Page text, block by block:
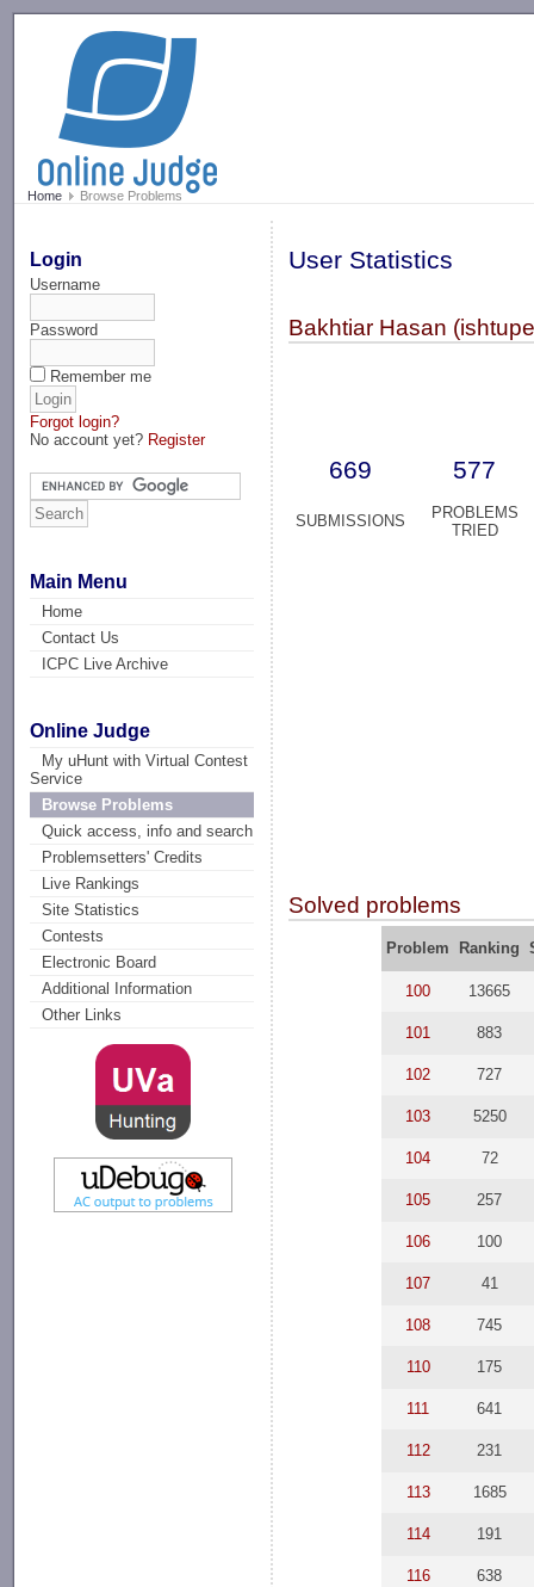
Home Browse Problems
Login
Username
Password
Remember me
Forgot login?
No account yet? Register
Main Menu
Home
Contact Us
ICPC Live Archive
Online Judge
My uHunt with Virtual Contest
Service
Browse Problems
Quick access, info and search
Problemsetters' Credits
Live Rankings
Site Statistics
Contests
Electronic Board
Additional Information
Other Links
User Statistics
Bakhtiar Hasan
669 577
SUBMISSIONS
PROBLEMS
TRIED
Solved problems
Problem Ranking
100 13665
101 883
102 727
103 5250
104 72
105 257
106 100
107 41
108 745
110 175
111 641
112 231
113 1685
114 191
116 638